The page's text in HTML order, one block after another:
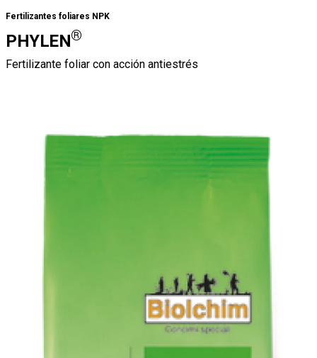
Fertilizantes foliares NPK
PHYLEN®
Fertilizante foliar con acción antiestrés